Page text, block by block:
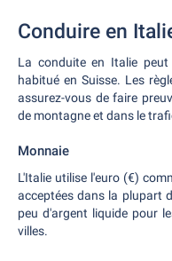
Conduire en
La conduite en Italie
habitué en Suisse. Les
assurez-vous de faire
de montagne et dans le
Monnaie
L'Italie utilise l'euro (€)
acceptées dans la plupart
peu d'argent liquide pour
villes.